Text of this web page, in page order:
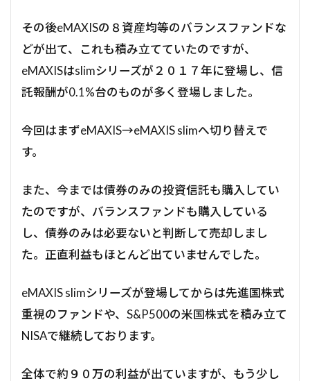
その後eMAXISの８資産均等のバランスファンドな
どが出て、これも積み立てていたのですが、
eMAXISはslimシリーズが２０１７年に登場し、信
託報酬が0.1%台のものが多く登場しました。
今回はまずeMAXIS→eMAXIS slimへ切り替えで
す。
また、今までは債券のみの投資信託も購入してい
たのですが、バランスファンドも購入している
し、債券のみは必要ないと判断して売却しまし
た。正直利益もほとんど出ていませんでした。
eMAXIS slimシリーズが登場してからは先進国株式
重視のファンドや、S&P500の米国株式を積み立て
NISAで継続しております。
全体で約９０万の利益が出ていますが、もう少し